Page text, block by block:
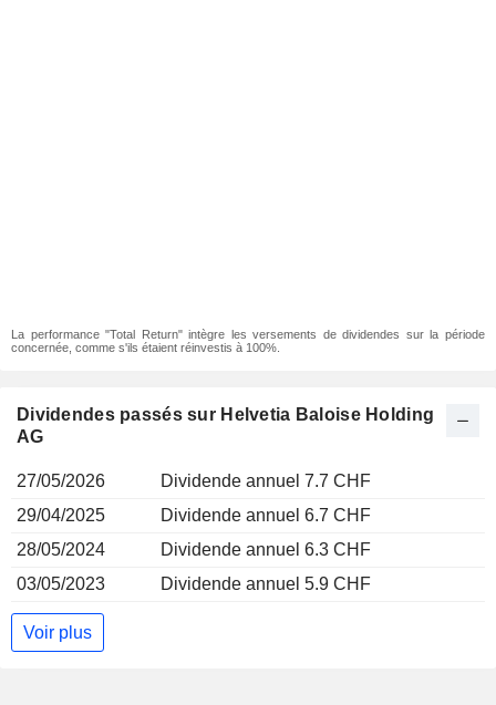
La performance "Total Return" intègre les versements de dividendes sur la période
concernée, comme s'ils étaient réinvestis à 100%.
Dividendes passés sur Helvetia Baloise Holding
AG
27/05/2026
Dividende annuel 7.7 CHF
29/04/2025
Dividende annuel 6.7 CHF
28/05/2024
Dividende annuel 6.3 CHF
03/05/2023
Dividende annuel 5.9 CHF
Voir plus